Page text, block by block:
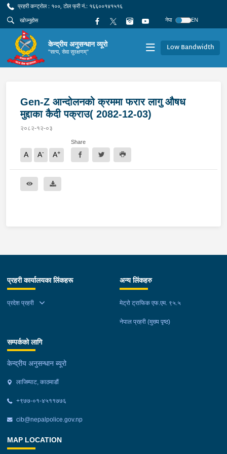
प्रहरी कन्ट्रोल : १००, टोल फ्री नं.: १६६००१४१५१६
नेपा
EN
केन्द्रीय अनुसन्धान व्यूरो
"सत्य, सेवा सुरक्षणम्" Low Bandwidth
Gen-Z आन्दोलनको क्रममा फरार लागु औषध
मुद्दाका कैदी पक्राउ( 2082-12-03)
२०८२-१२-०३
A A- A+
Share
प्रहरी कार्यालयका लिंकहरू
प्रदेश प्रहरी
अन्य लिंकहरु
मेट्रो ट्राफिक एफ.एम. ९५.५
नेपाल प्रहरी (मुख्य पृष्ठ)
सम्पर्कको लागि
केन्द्रीय अनुसन्धान ब्यूरो
लाजिम्पाट, काठमाडौं
+९७७-०१-४५११७७६
cib@nepalpolice.gov.np
MAP LOCATION